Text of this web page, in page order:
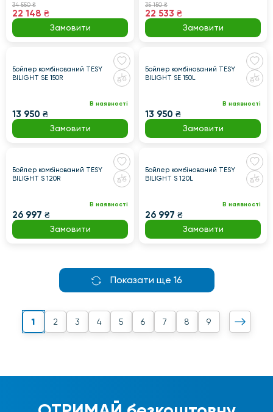
34 550 ₴
22 148 ₴
Замовити
35 150 ₴
22 533 ₴
Замовити
Бойлер комбінований TESY
BILIGHT SE 150R
В наявності
13 950 ₴
Замовити
Бойлер комбінований TESY
BILIGHT SE 150L
В наявності
13 950 ₴
Замовити
Бойлер комбінований TESY
BILIGHT S 120R
В наявності
26 997 ₴
Замовити
Бойлер комбінований TESY
BILIGHT S 120L
В наявності
26 997 ₴
Замовити
Показати ще 16
1 2 3 4 5 6 7 8 9